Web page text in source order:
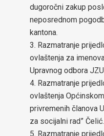
dugoročni zakup
neposrednom
kantona.
Razmatranje
ovlaštenja za
Upravnog odbora
Razmatranje
ovlaštenja
privremenih članova
za socijalni rad” Čelić.
Razmatranje
Prostorni
Elaborat
Integrirana Razvojna
Strategija razvoja
Pravilnik za
Strategija za smanjenje